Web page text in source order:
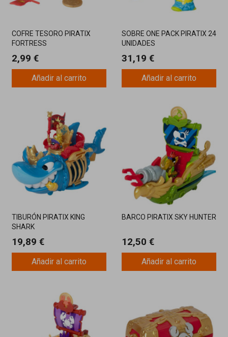
COFRE TESORO PIRATIX
FORTRESS
2,99 €
Añadir al carrito
SOBRE ONE PACK PIRATIX 24
UNIDADES
31,19 €
Añadir al carrito
TIBURÓN PIRATIX KING
SHARK
19,89 €
Añadir al carrito
BARCO PIRATIX SKY HUNTER
12,50 €
Añadir al carrito